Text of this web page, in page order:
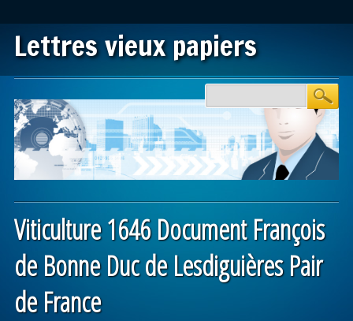
Lettres vieux papiers
Main menu
Viticulture 1646 Document François
de Bonne Duc de Lesdiguières Pair
de France